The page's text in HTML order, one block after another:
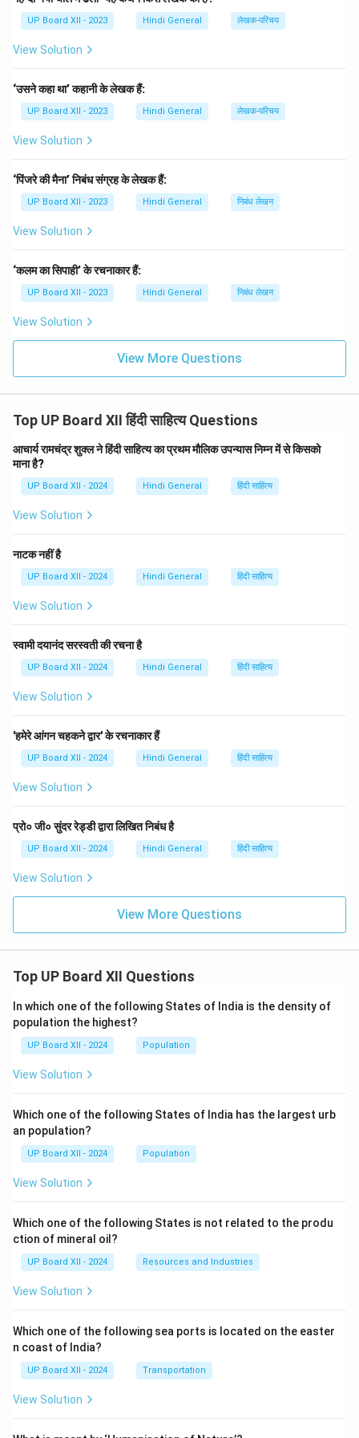
काव्य नहीं है।
(D) गिरिजा कुमार माथुर:
Incorrect — गिरिजा कुमार माथुर का यह
काव्य नहीं है।
The correct answer is
author of 'चाँद का मुँह टेढ़ा है'.
UP Board XII - 2023 Hindi General लेखक-परिचय
View Solution
‘उसने कहा था’ कहानी के लेखक हैं:
UP Board XII - 2023 Hindi General लेखक-परिचय
View Solution
‘पिंजरे की मैना’ निबंध संग्रह के लेखक हैं:
UP Board XII - 2023 Hindi General निबंध लेखन
View Solution
‘कलम का सिपाही’ के रचनाकार हैं:
UP Board XII - 2023 Hindi General निबंध लेखन
View Solution
View More Questions
Top UP Board XII हिंदी साहित्य Questions
आचार्य रामचंद्र शुक्ल ने हिंदी साहित्य का प्रथम मौलिक उपन्यास निम्न में से किसको
माना है?
UP Board XII - 2024 Hindi General हिंदी साहित्य
View Solution
नाटक नहीं है
UP Board XII - 2024 Hindi General हिंदी साहित्य
View Solution
स्वामी दयानंद सरस्वती की रचना है
UP Board XII - 2024 Hindi General हिंदी साहित्य
View Solution
'हमेरे आंगन चहकने द्वार' के रचनाकार हैं
UP Board XII - 2024 Hindi General हिंदी साहित्य
View Solution
प्रो० जी० सुंदर रेड्डी द्वारा लिखित निबंध है
UP Board XII - 2024 Hindi General हिंदी साहित्य
View Solution
View More Questions
Top UP Board XII Questions
In which one of the following States of India is the density of
population the highest?
UP Board XII - 2024 Population
View Solution
Which one of the following States of India has the largest urb
an population?
UP Board XII - 2024 Population
View Solution
Which one of the following States is not related to the produ
ction of mineral oil?
UP Board XII - 2024 Resources and Industries
View Solution
Which one of the following sea ports is located on the easter
n coast of India?
UP Board XII - 2024 Transportation
View Solution